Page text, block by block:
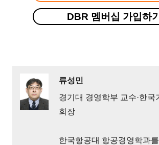
DBR 멤버십 가입하기
류성민
경기대 경영학부 교수·한국
회장
한국항공대 항공경영학과